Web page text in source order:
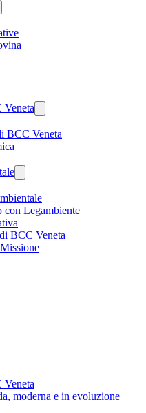
BCC Veneta
con Legambiente
BCC Veneta
Veneta
moderna e in evoluzione